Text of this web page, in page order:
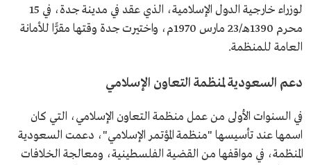
لوزراء خارجية الدول الإسلامية، الذي عقد في مدينة جدة، في 15
محرم 1390هـ/23 مارس 1970م، واختيرت جدة وقتها مقرًّا للأمانة
العامة للمنظمة.
دعم السعودية لمنظمة التعاون الإسلامي
في السنوات الأولى من عمل منظمة التعاون الإسلامي، التي كان
اسمها عند تأسيسها "منظمة المؤتمر الإسلامي"، دعمت السعودية
المنظمة، في مواقفها من القضية الفلسطينية، ومعالجة الخلافات